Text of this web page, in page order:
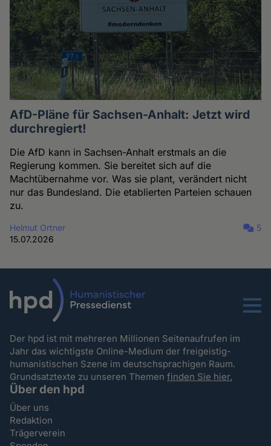
AfD-Pläne für Sachsen-Anhalt: Jetzt wird
durchregiert!
Die AfD kann in Sachsen-Anhalt erstmals an die
Regierung kommen. Sie bereitet sich auf die
Machtübernahme vor. Was sie plant, verändert nicht
nur das Bundesland. Die etablierten Parteien schauen
zu.
Helmut Ortner
15.07.2026
5
Menu
Der hpd ist mit mehreren Millionen Seitenaufrufen im
Jahr das wichtigste Online-Medium der freigeistig-
humanistischen Szene im deutschsprachigen Raum.
Grundsatztexte zu unseren Themenfinden Sie hier.
Über den hpd
Über uns
Redaktion
Trägerverein